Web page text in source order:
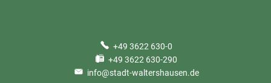
+49 3622 630-0
+49 3622 630-290
info@stadt-waltershausen.de